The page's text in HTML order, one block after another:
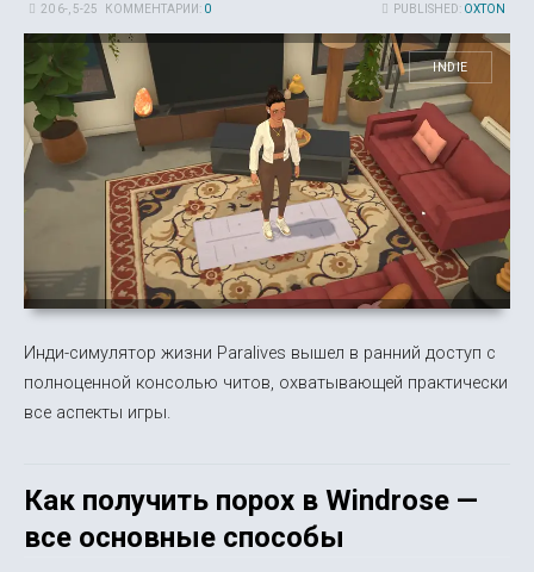
PUBLISHED: OXTON
20 6-, 5-25 КОММЕНТАРИИ: 0
INDIE
Инди-симулятор жизни Paralives вышел в ранний доступ с
полноценной консолью читов, охватывающей практически
все аспекты игры.
Как получить порох в Windrose —
все основные способы